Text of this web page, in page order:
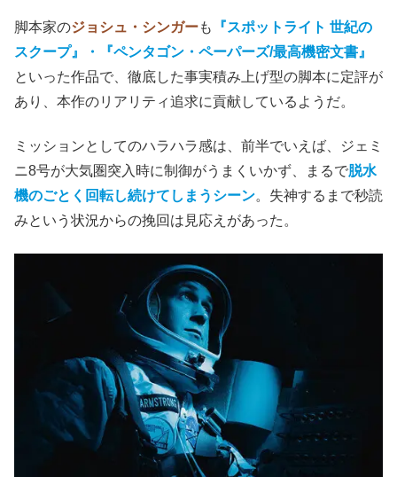
脚本家のジョシュ・シンガーも
『スポットライト 世紀の
スクープ』
・
『ペンタゴン・ペーパーズ/最高機密文書』
といった作品で、徹底した事実積み上げ型の脚本に定評が
あり、本作のリアリティ追求に貢献しているようだ。
ミッションとしてのハラハラ感は、前半でいえば、ジェミ
ニ8号が大気圏突入時に制御がうまくいかず、まるで脱水
機のごとく回転し続けてしまうシーン。失神するまで秒読
みという状況からの挽回は見応えがあった。